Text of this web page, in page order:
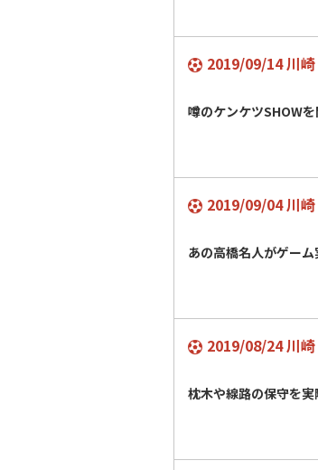
2019/09/14 川
噂のケンケツSHOW
2019/09/04 川
あの高橋名人がゲーム
2019/08/24 川
枕木や線路の保守を